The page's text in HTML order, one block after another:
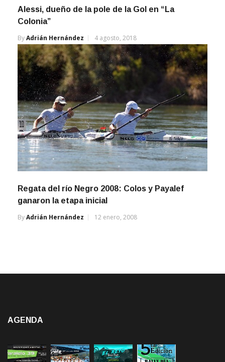
Alessi, dueño de la pole de la Gol en “La
Colonia”
ByAdrián Hernández 4 agosto, 2018
Regata del río Negro 2008: Colos y Payalef
ganaron la etapa inicial
ByAdrián Hernández 12 enero, 2008
AGENDA